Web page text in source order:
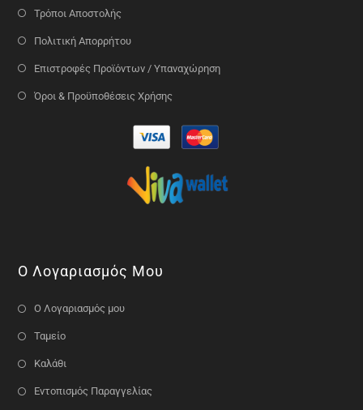
Τρόποι Αποστολής
Πολιτική Απορρήτου
Επιστροφές Προϊόντων / Υπαναχώρηση
Όροι & Προϋποθέσεις Χρήσης
Ο Λογαριασμός Μου
Ο Λογαριασμός μου
Ταμείο
Καλάθι
Εντοπισμός Παραγγελίας